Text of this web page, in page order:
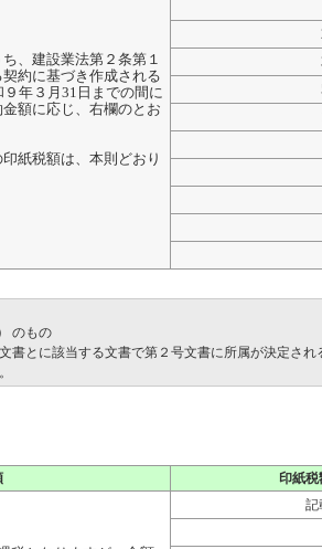
、建設業法第２条第１
約に基づき作成される
年３月31日までの間に
額に応じ、右欄のとお
印紙税額は、本則どおり
のもの
書とに該当する文書で第２号文書に所属が決定さ
印紙税
記